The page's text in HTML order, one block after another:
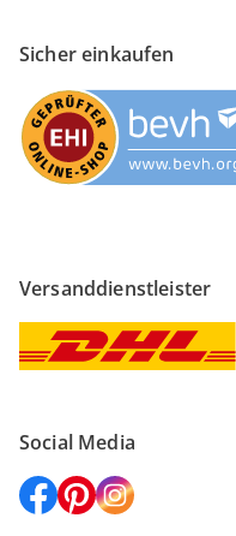
Sicher einkaufen
Versanddienstleister
Social Media